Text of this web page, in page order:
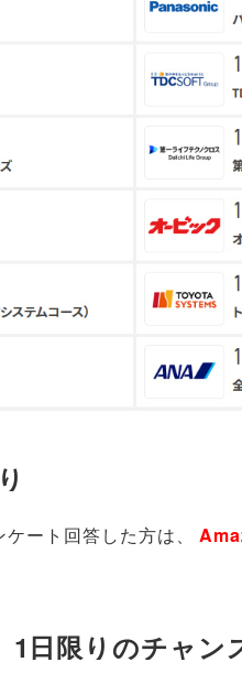
ート回答した方は、
1日限りのチャン